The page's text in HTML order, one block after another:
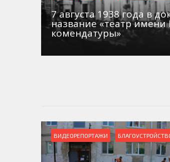
7 августа 1938 года в
название «театр
комендатуры»
ВИДЕОРЕПОРТАЖИ